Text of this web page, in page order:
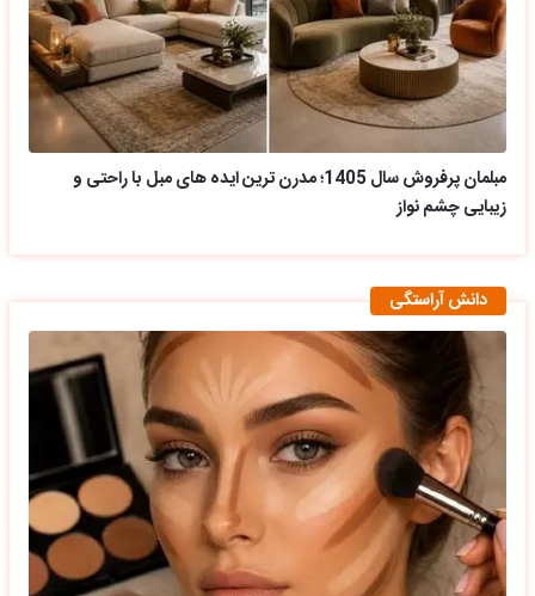
مبلمان پرفروش سال 1405؛ مدرن ترین ایده های مبل با راحتی و
زیبایی چشم نواز
دانش آراستگی